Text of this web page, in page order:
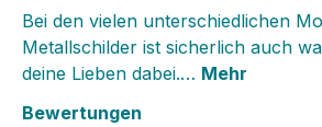
Bei den vielen unterschiedlichen
Metallschilder ist sicherlich auch
deine Lieben dabei.… Mehr
Bewertungen